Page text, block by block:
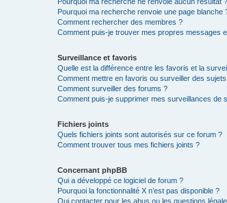
Pourquoi ma recherche renvoie une page blanche
Comment rechercher des membres ?
Comment puis-je trouver mes propres messages
Surveillance et favoris
Quelle est la différence entre les favoris et la
Comment mettre en favoris ou surveiller des
Comment surveiller des forums ?
Comment puis-je supprimer mes surveillances de
Fichiers joints
Quels fichiers joints sont autorisés sur ce forum ?
Comment trouver tous mes fichiers joints ?
Concernant phpBB
Qui a développé ce logiciel de forum ?
Pourquoi la fonctionnalité X n’est pas disponible ?
Qui contacter pour les abus ou les questions